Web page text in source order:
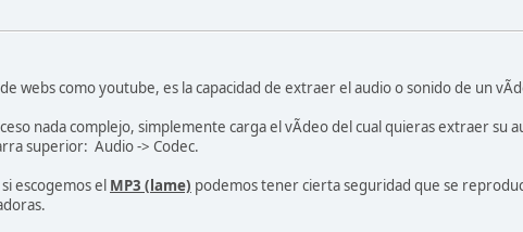
webs como youtube, es la capacidad de extraer el audio o sonido de un
nada complejo, simplemente carga el vÃ­deo del cual quieras extraer su
superior: Audio -> Codec.
escogemos el MP3 (lame) podemos tener cierta seguridad que se